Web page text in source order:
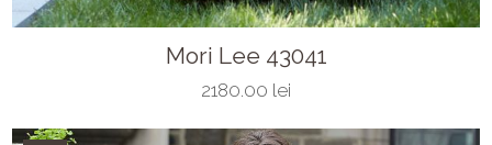
Mori Lee 43041
2180.00 lei